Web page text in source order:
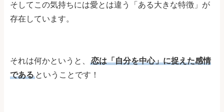
そしてこの気持ちには愛とは違う「ある大きな特徴」が
存在しています。
それは何かというと、
恋は「自分を中心」に捉えた感情
である ということです！